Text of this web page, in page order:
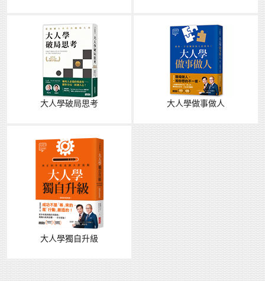
大人學破局思考 大人學做事做人
大人學獨自升級